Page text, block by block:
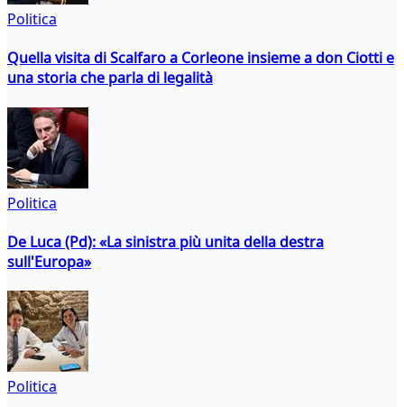
Politica
Quella visita di Scalfaro a Corleone insieme a don Ciotti e
una storia che parla di legalità
Politica
De Luca (Pd): «La sinistra più unita della destra
sull'Europa»
Politica